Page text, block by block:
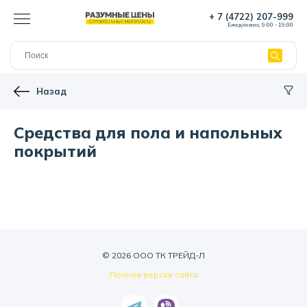
+ 7 (4722) 207-999
Ежедневно, 9:00 - 19:00
Назад
Средства для пола и напольных
покрытий
© 2026 ООО ТК ТРЕЙД-Л
Полная версия сайта